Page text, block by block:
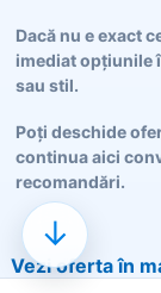
Dacă nu e exact
imediat opțiunile
sau stil.
Poți deschide
continua aici
recomandări.
Vezi oferta în
↓